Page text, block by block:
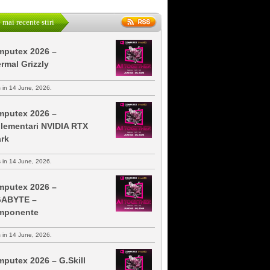
mai recente stiri
2026 –
Grizzly
in 14 June, 2026.
2026 –
NVIDIA RTX
in 14 June, 2026.
2026 –
–
in 14 June, 2026.
2026 – G.Skill